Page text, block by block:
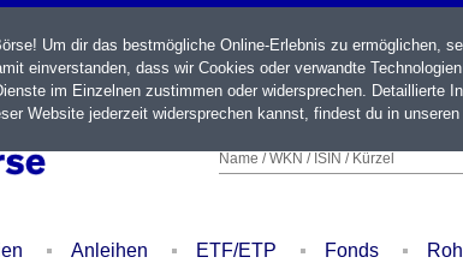
Name / WKN / ISIN / Kürzel
Anleihen ETF/ETP Fonds
Um dir das bestmögliche Online-Erlebnis zu ermöglichen,
einverstanden, dass wir Cookies oder verwandte
im Einzelnen zustimmen oder widersprechen. Detaillierte
Website jederzeit widersprechen kannst, findest du in unseren